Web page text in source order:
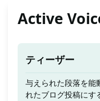
Active
ティーザー
与えられた段落を能
れたブログ投稿にす